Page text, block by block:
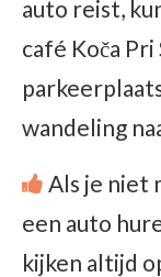
auto reist,
café Koča Pri
wandeling
Als je niet
een auto
kijken altijd